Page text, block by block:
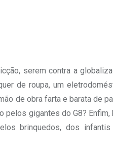
serem contra a
de roupa, um
de obra farta e barata de
gigantes do G8?
brinquedos, dos